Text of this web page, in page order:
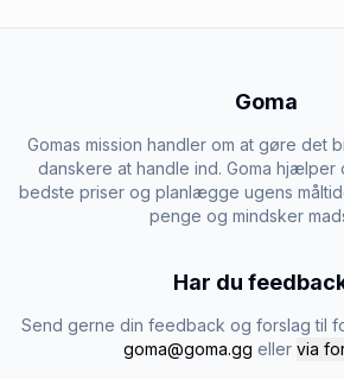
Goma
Gomas mission handler om at gøre det
danskere at handle ind. Goma hjælper
bedste priser og planlægge ugens
penge og mindsker
Har du
Send gerne din feedback og forslag til
goma@goma.gg eller via